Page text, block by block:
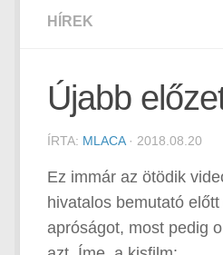
HÍREK
Újabb
ÍRTA: MLACA· 2018.08.20
Ez immár az ötödik
hivatalos bemutató
apróságot, most pedig